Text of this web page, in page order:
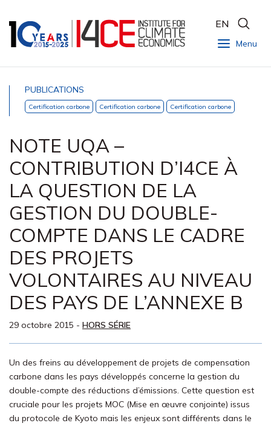
Menu
EN
PUBLICATIONS
Certification carbone Certification carbone Certification carbone
NOTE UQA –
CONTRIBUTION D’I4CE À
LA QUESTION DE LA
GESTION DU DOUBLE-
COMPTE DANS LE CADRE
DES PROJETS
VOLONTAIRES AU NIVEAU
DES PAYS DE L’ANNEXE B
29 octobre 2015 - HORS SÉRIE
Un des freins au développement de projets de compensation
carbone dans les pays développés concerne la gestion du
double-compte des réductions d’émissions. Cette question est
cruciale pour les projets MOC (Mise en œuvre conjointe) issus
du protocole de Kyoto mais les enjeux sont différents dans le